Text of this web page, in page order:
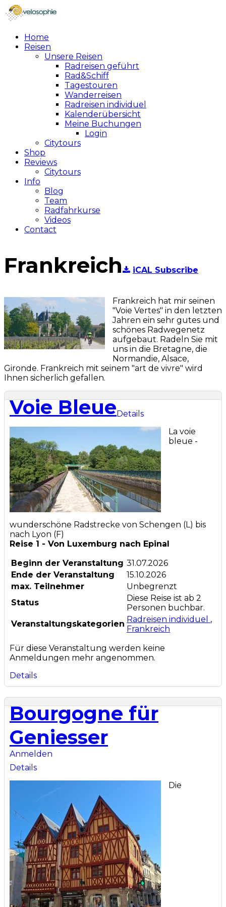
Home
Reisen
Unsere Reisen
Radreisen geführt
Rad&Schiff
Tagestouren
Wanderreisen
Radreisen individuel
Kalenderübersicht
Meine Buchungen
Login
Citytours
Shop
Reviews
Citytours
Info
Blog
Team
Radfahrkurse
Videos
Contact
Frankreich iCAL Subscribe
Frankreich hat mir seinen
"Voie Vertes" in den letzten
Jahren ein sehr gutes und
schönes Radwegenetz
aufgebaut. Radeln Sie mit
uns in die Bretagne, die
Normandie, Alsace,
Gironde. Frankreich mit seinem "art de vivre" wird
Ihnen sicherlich gefallen.
Voie BleueDetails
La voie
bleue -
wunderschöne Radstrecke von Schengen (L) bis
nach Lyon (F)
Reise 1 - Von Luxemburg nach Epinal
Beginn der Veranstaltung 31.07.2026
Ende der Veranstaltung
15.10.2026
max. Teilnehmer
Unbegrenzt
Status
Diese Reise ist ab 2
Personen buchbar.
Veranstaltungskategorien Radreisen individuel ,
Frankreich
Für diese Veranstaltung werden keine
Anmeldungen mehr angenommen.
Details
Bourgogne für
Geniesser
Anmelden
Details
Die